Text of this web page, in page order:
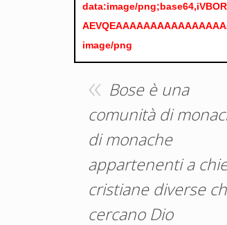
data:image/
image/png
Bose è una
comunità di
di monache
appartenenti a
cristiane diverse
cercano Dio